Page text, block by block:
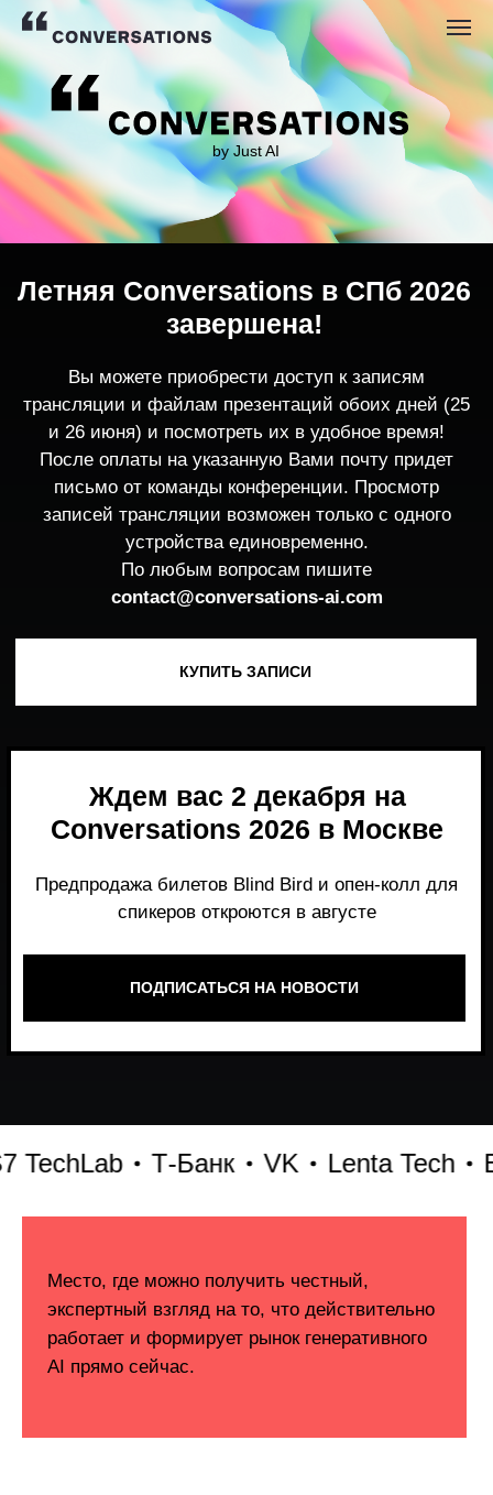
by Just AI
трансляции и файлам презентаций обоих дней (25
После оплаты на указанную Вами почту придет
записей трансляции возможен только с одного
устройства единовременно.
По любым вопросам пишите
contact@conversations-ai.co m
Летняя Conversations в СПб 2026
завершена!
Ждем вас 2 декабря на
Conversations 2026 в Москве
ПОДПИСАТЬСЯ НА НОВОСТИ
Т-Банк VK Lenta Tech
Место, где можно получить честный,
работает и формирует рынок генеративного